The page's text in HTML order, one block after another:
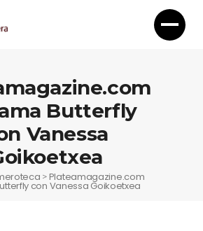
Butterfly
Vanessa
>Plateamagazine.com
con Vanessa Goikoetxea